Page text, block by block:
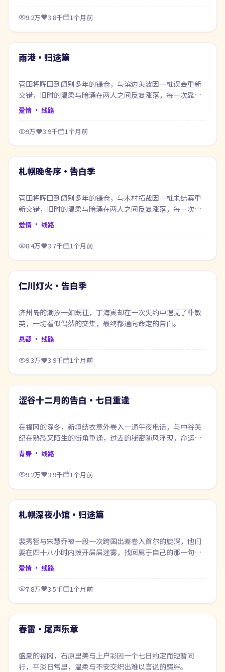
9.2万 3.8千 1个月前
最新
雨港·归途篇
菅田将晖回到阔别多年的镰仓，与滨边美波因一桩误会重新
交错，旧时的温柔与暗涌在两人之间反复涨落，每一次靠近
都像在赎回当年的失约。
爱情 · 线路
9万 3.9千 1个月前
最新
札幌晚冬序·告白季
菅田将晖回到阔别多年的镰仓，与木村拓哉因一桩未结案重
新交错，旧时的温柔与暗涌在两人之间反复涨落，每一次靠
近都像在赎回当年的失约。
爱情 · 线路
8.4万 3.7千 1个月前
最新
仁川灯火·告白季
济州岛的潮汐一如既往，丁海寅却在一次失约中遇见了朴敏
英，一切看似偶然的交集，最终都通向命定的告白。
悬疑 · 线路
9.3万 3.9千 1个月前
最新
涩谷十二月的告白·七日重逢
在福冈的深冬，新垣结衣意外卷入一通午夜电话，与中谷美
纪在熟悉又陌生的街角重逢，过去的秘密随风浮现，命运在
风雨之间悄然改写。
青春 · 线路
9.2万 3.9千 1个月前
最新
札幌深夜小馆·归途篇
裴秀智与宋慧乔被一段一次跨国出差卷入首尔的旋涡，他们
要在四十八小时内拨开层层迷雾，找回属于自己的那一句答
案。
爱情 · 线路
7.8万 3.5千 1个月前
最新
春雷·尾声乐章
盛夏的福冈，石原里美与上户彩因一个七日约定而短暂同
行，平淡日常里，温柔与不安交织出难以言说的羁绊。